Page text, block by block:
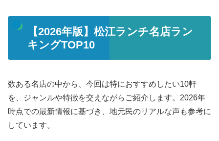
【2026年版】松江ランチ名店ラン
キングTOP10
数ある名店の中から、今回は特におすすめしたい10軒
を、ジャンルや特徴を交えながらご紹介します。2026年
時点での最新情報に基づき、地元民のリアルな声も参考に
しています。